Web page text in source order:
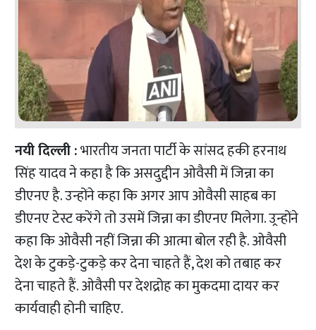
नयी दिल्ली :भारतीय जनता पार्टी के सांसद हकी हरनाथ
सिंह यादव ने कहा है कि असदुद्दीन ओवैसी में जिन्ना का
डीएनए है. उन्होंने कहा कि अगर आप ओवैसी साहब का
डीएनए टेस्ट करेंगे तो उसमें जिन्ना का डीएनए मिलेगा. उ्रन्होंने
कहा कि ओवैसी नहीं जिन्ना की आत्मा बोल रही है. ओवैसी
देश के टुकड़े-टुकड़े कर देना चाहते हैं, देश को तबाह कर
देना चाहते हैं. ओवैसी पर देशद्रोह का मुकदमा दायर कर
कार्यवाही होनी चाहिए.